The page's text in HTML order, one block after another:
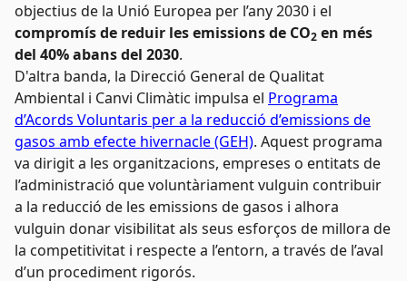
objectius de la Unió Europea per l’any 2030 i el
compromís de reduir les emissions de CO2 en més
del 40% abans del 2030.
D'altra banda, la Direcció General de Qualitat
Ambiental i Canvi Climàtic impulsa el Programa
d’Acords Voluntaris per a la reducció d’emissions de
gasos amb efecte hivernacle (GEH). Aquest programa
va dirigit a les organitzacions, empreses o entitats de
l’administració que voluntàriament vulguin contribuir
a la reducció de les emissions de gasos i alhora
vulguin donar visibilitat als seus esforços de millora de
la competitivitat i respecte a l’entorn, a través de l’aval
d’un procediment rigorós.